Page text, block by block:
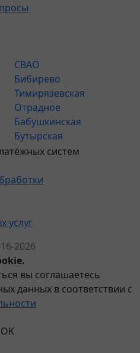
СВАО
Бибирево
Тимирязевская
Отрадное
Бабушкинская
Бутырская
услуг
2026
вы соглашаетесь
данных в соответствии с
OK